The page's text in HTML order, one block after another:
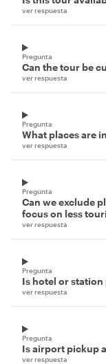
ver respuesta
Pregunta
Can the tour be
ver respuesta
Pregunta
What places are
ver respuesta
Pregunta
Can we exclude
focus on less
ver respuesta
Pregunta
Is hotel or
ver respuesta
Pregunta
Is airport pickup
ver respuesta